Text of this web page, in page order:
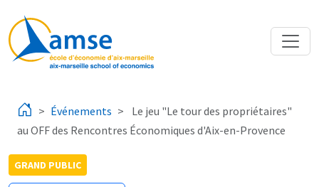
Événements
Le jeu "Le tour des propriétaires"
au OFF des Rencontres Économiques d'Aix-en-Provence
GRAND PUBLIC